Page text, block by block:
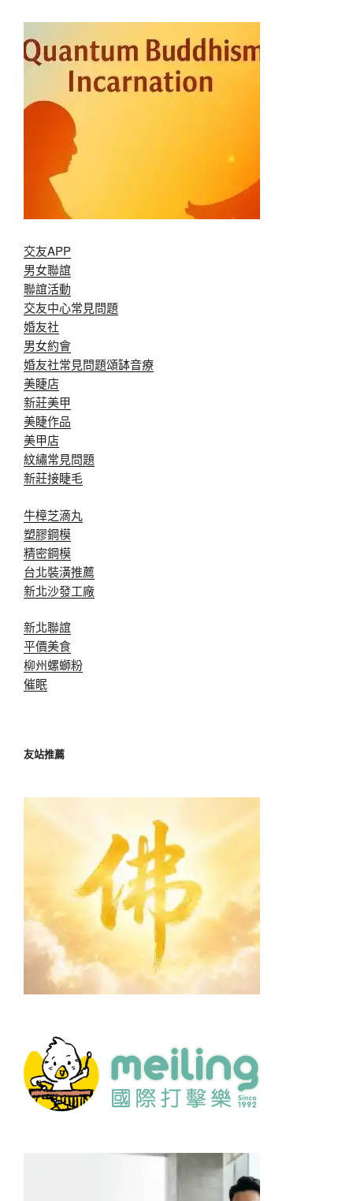
交友APP
男女聯誼
聯誼活動
交友中心常見問題
婚友社
男女約會
婚友社常見問題頌缽音療
美睫店
新莊美甲
美睫作品
美甲店
紋繡常見問題
新莊接睫毛
牛樟芝滴丸
塑膠鋼模
精密鋼模
台北裝潢推薦
新北沙發工廠
新北聯誼
平價美食
柳州螺螄粉
催眠
友站推薦